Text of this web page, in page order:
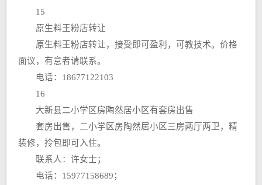
15
原生料王粉店转让
原生料王粉店转让，接受即可盈利，可教技术。价格
面议，有意者请联系。
电话：18677122103
16
大新县二小学区房陶然居小区有套房出售
套房出售，二小学区房陶然居小区三房两厅两卫，精
装修，拎包即可入住。
联系人：许女士；
电话：15977158689；